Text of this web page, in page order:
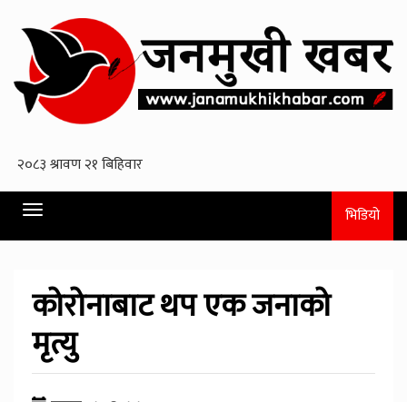
Toggle
navigation
भिडियो
कोरोनाबाट थप एक जनाको
मृत्यु